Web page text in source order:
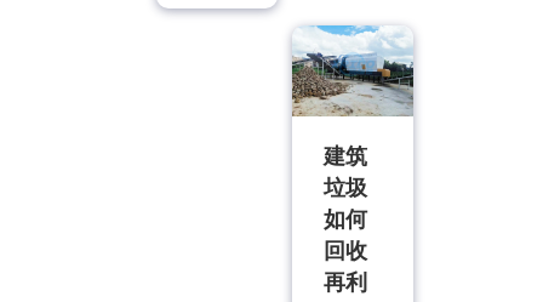
建筑
垃圾
如何
回收
再利